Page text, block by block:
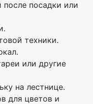
посадки или
техники.
или другие
на лестнице.
для цветов и